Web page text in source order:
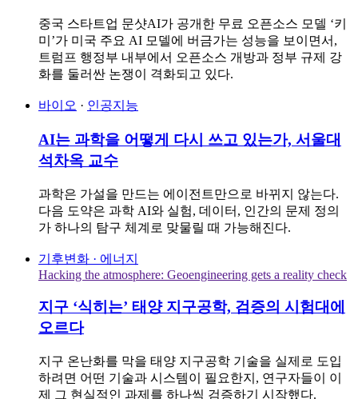
중국 스타트업 문샷AI가 공개한 무료 오픈소스 모델 ‘키
미’가 미국 주요 AI 모델에 버금가는 성능을 보이면서,
트럼프 행정부 내부에서 오픈소스 개방과 정부 규제 강
화를 둘러싼 논쟁이 격화되고 있다.
바이오 · 인공지능
AI는 과학을 어떻게 다시 쓰고 있는가, 서울대
석차옥 교수
과학은 가설을 만드는 에이전트만으로 바뀌지 않는다.
다음 도약은 과학 AI와 실험, 데이터, 인간의 문제 정의
가 하나의 탐구 체계로 맞물릴 때 가능해진다.
기후변화 · 에너지
Hacking the atmosphere: Geoengineering gets a reality check
지구 ‘식히는’ 태양 지구공학, 검증의 시험대에
오르다
지구 온난화를 막을 태양 지구공학 기술을 실제로 도입
하려면 어떤 기술과 시스템이 필요한지, 연구자들이 이
제 그 현실적인 과제를 하나씩 검증하기 시작했다.